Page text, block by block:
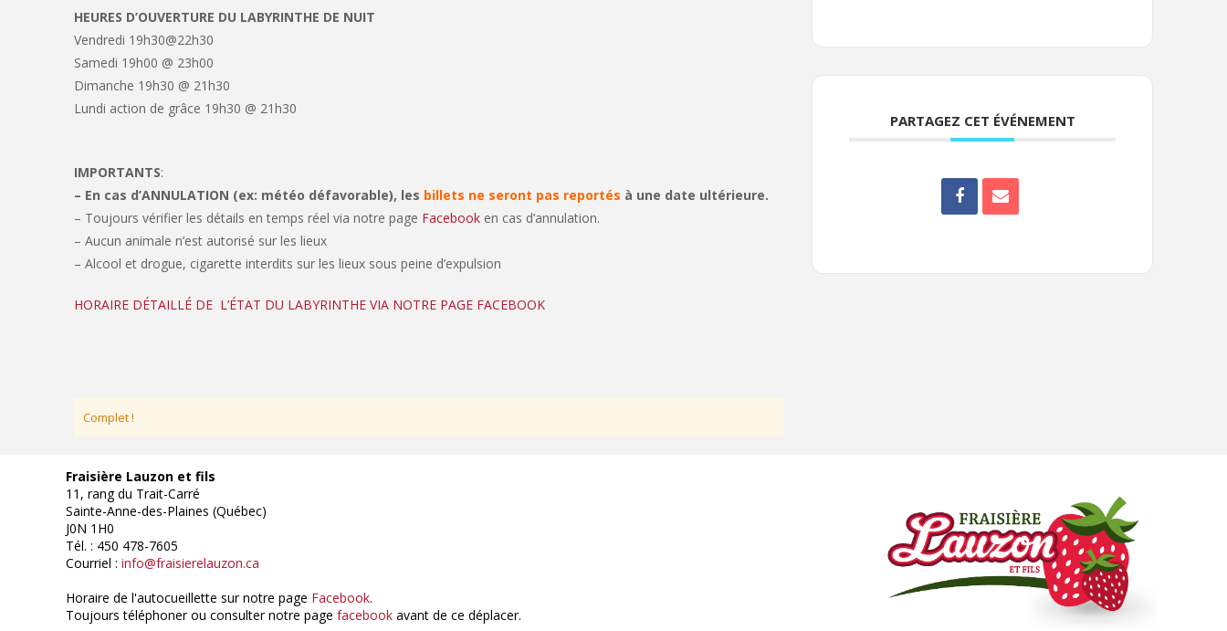
HEURES D’OUVERTURE DU LABYRINTHE DE NUIT
Vendredi 19h30@22h30
Samedi 19h00 @ 23h00
Dimanche 19h30 @ 21h30
Lundi action de grâce 19h30 @ 21h30
IMPORTANTS:
– En cas d’ANNULATION (ex: météo défavorable), les billets ne seront pas reportés à une date ultérieure.
– Toujours vérifier les détails en temps réel via notre page Facebooken cas d’annulation.
– Aucun animale n’est autorisé sur les lieux
– Alcool et drogue, cigarette interdits sur les lieux sous peine d’expulsion
HORAIRE DÉTAILLÉ DE L’ÉTAT DU LABYRINTHE VIA NOTRE PAGE FACEBOOK
Complet !
PARTAGEZ CET ÉVÉNEMENT
Fraisière Lauzon et fils
11, rang du Trait-Carré
Sainte-Anne-des-Plaines (Québec)
J0N 1H0
Tél. : 450 478-7605
Courriel : info@fraisierelauzon.ca
Horaire de l'autocueillette sur notre page Facebook.
Toujours téléphoner ou consulter notre page facebook avant de ce déplacer.